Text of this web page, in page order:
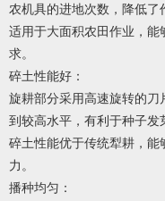
农机具的进地次数，降低了
适用于大面积农田作业，
求。
碎土性能好：
旋耕部分采用高速旋转的刀
到较高水平，有利于种子发
碎土性能优于传统犁耕，
力。
播种均匀：